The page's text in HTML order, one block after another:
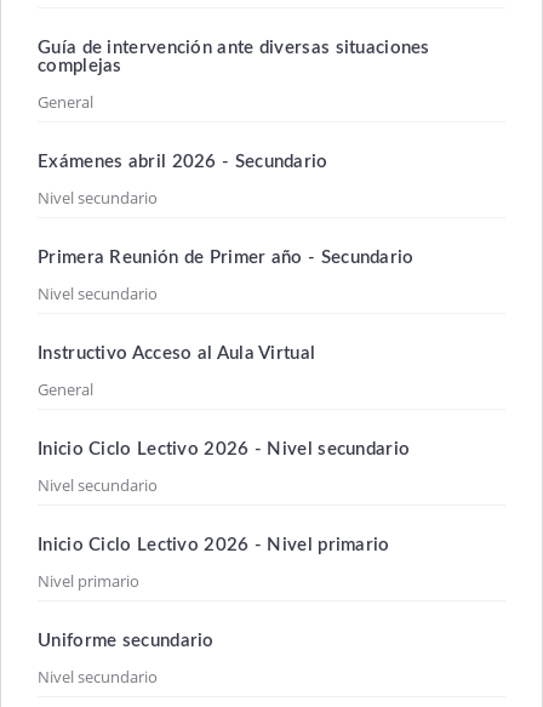
Guía de intervención ante diversas situaciones
complejas
General
Exámenes abril 2026 - Secundario
Nivel secundario
Primera Reunión de Primer año - Secundario
Nivel secundario
Instructivo Acceso al Aula Virtual
General
Inicio Ciclo Lectivo 2026 - Nivel secundario
Nivel secundario
Inicio Ciclo Lectivo 2026 - Nivel primario
Nivel primario
Uniforme secundario
Nivel secundario